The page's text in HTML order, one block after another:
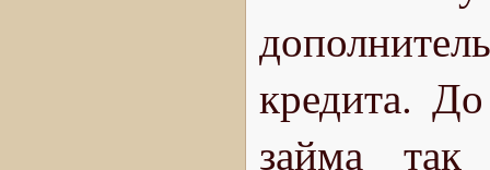
кредита.
займа так